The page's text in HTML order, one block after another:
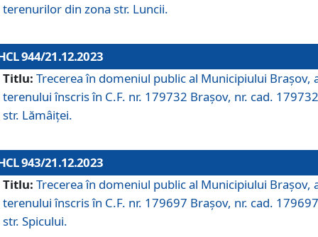
terenurilor din zona str. Luncii.
944/21.12.2023
Titlu: Trecerea în domeniul public al Municipiului Braşov,
terenului înscris în C.F. nr. 179732 Brașov, nr. cad.
str. Lămâiței.
943/21.12.2023
Titlu: Trecerea în domeniul public al Municipiului Braşov,
terenului înscris în C.F. nr. 179697 Brașov, nr. cad.
str. Spicului.